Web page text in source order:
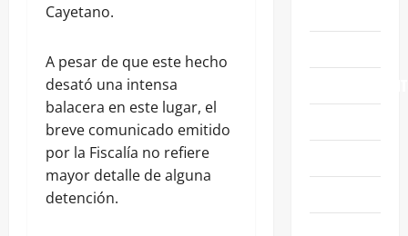
Cayetano.
A pesar de que este hecho
desató una intensa
balacera en este lugar, el
breve comunicado emitido
por la Fiscalía no refiere
mayor detalle de alguna
detención.